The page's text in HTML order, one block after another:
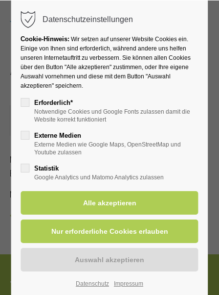
Atemübungen an den
Gradierwerken
21.10.2025, 15:30–16:00
Mit speziellen Atemübungen lernen Sie, wie der positive
Effekt der gesunden Aerosole verstärkt werden kann
Mit Kur-/Einwohnerkarte 2,00 €, ohne 5,00 €
Zurück
Tourist-Information
Datenschutzeinstellungen
Cookie-Hinweis: Wir setzen auf unserer Website Cookies ein.
Einige von Ihnen sind erforderlich, während andere uns helfen
unseren Internetauftritt zu verbessern. Sie können allen Cookies
über den Button "Alle akzeptieren" zustimmen, oder Ihre eigene
Auswahl vornehmen und diese mit dem Button "Auswahl
akzeptieren" speichern.
Erforderlich*
Notwendige Cookies und Google Fonts zulassen damit die
Website korrekt funktioniert
Externe Medien
Externe Medien wie Google Maps, OpenStreetMap und
Youtube zulassen
Statistik
Google Analytics und Matomo Analytics zulassen
Datenschutz Impressum